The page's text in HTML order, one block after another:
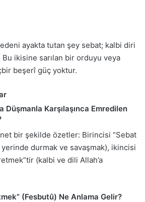
ayakta tutan şey sebat; kalbi diri
ikisine sarılan bir orduyu veya
beşerî güç yoktur.
Düşmanla Karşılaşınca Emredilen
bir şekilde özetler: Birincisi “Sebat
yerinde durmak ve savaşmak), ikincisi
(kalbi ve dili Allah’a
(Fesbutû) Ne Anlama Gelir?